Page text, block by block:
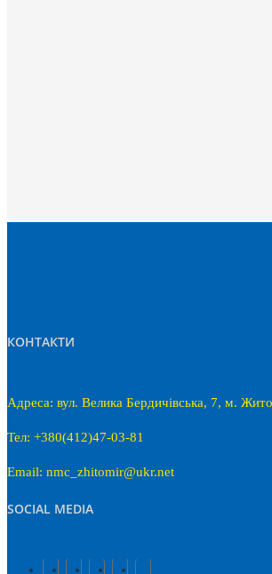
КОНТАКТИ
Адреса: вул. Велика Бердичівська, 7, м.
Тел: +380(412)47-03-81
Email: nmc_zhitomir@ukr.net
SOCIAL MEDIA